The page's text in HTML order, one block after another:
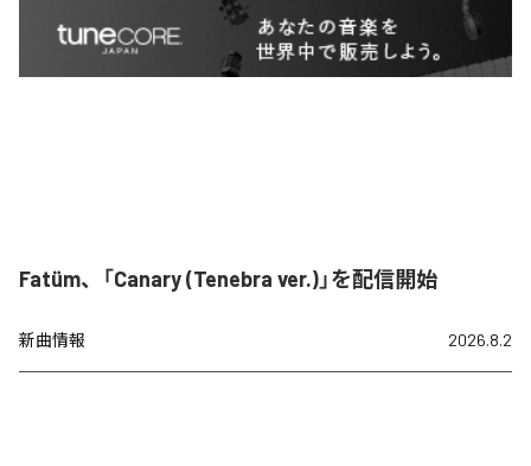
Fatüm、「Canary (Tenebra ver.)」を配信開始
新曲情報 2026.8.2